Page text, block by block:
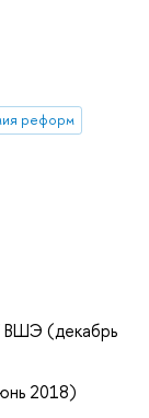
реформ
ВШЭ (декабрь
2018)